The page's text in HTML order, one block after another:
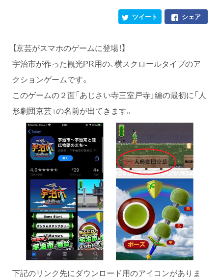
シェア
ツイート
【京芸がスマホのゲームに登場！】
宇治市が作った観光PR用の、横スクロールタイプのア
クションゲームです。
このゲームの２面「あじさい寺三室戸寺」編の最初に「人
形劇団京芸」の名前が出てきます。
下記のリンク先にダウンロード用のアイコンがありま